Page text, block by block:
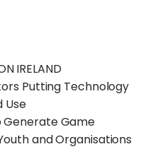
IRELAND
Putting Technology
Use
Generate Game
and Organisations